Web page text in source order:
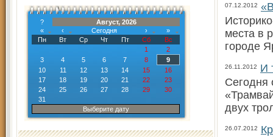
?
Август, 2026
«
‹ Сегодня ›
»
Пн
Вт Ср Чт Пт Сб
Вс
1
2
3
4 5 6 7 8
9
10
11 12 13 14 15
16
17
18 19 20 21 22
23
24
25 26 27 28 29
30
31
Выберите дату
07.12.2012
места в
городе
26.11.2012
И
Сегодня
двух
26.07.2012